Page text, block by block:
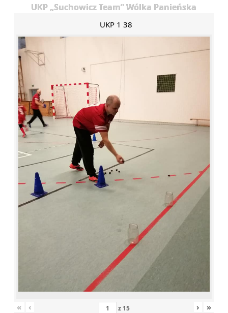
UKP „Suchowicz Team” Wólka Panieńska
UKP 1 38
« ‹ z 15 › »